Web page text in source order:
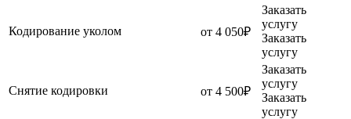
Кодирование уколом от 4 050₽
Заказать
услугу
Заказать
услугу
Снятие кодировки от 4 500₽
Заказать
услугу
Заказать
услугу